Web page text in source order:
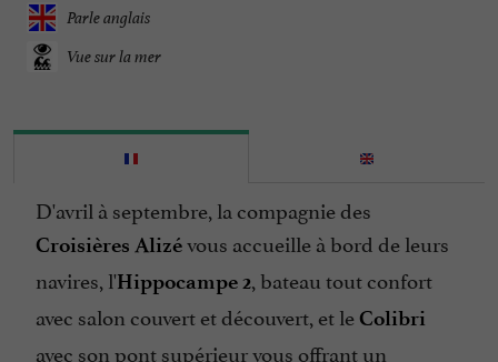
Parle anglais
Vue sur la mer
D'avril à septembre, la compagnie des
Croisières Alizévous accueille à bord de leurs
navires, l'Hippocampe 2, bateau tout confort
avec salon couvert et découvert, et leColibri
avec son pont supérieur vous offrant un